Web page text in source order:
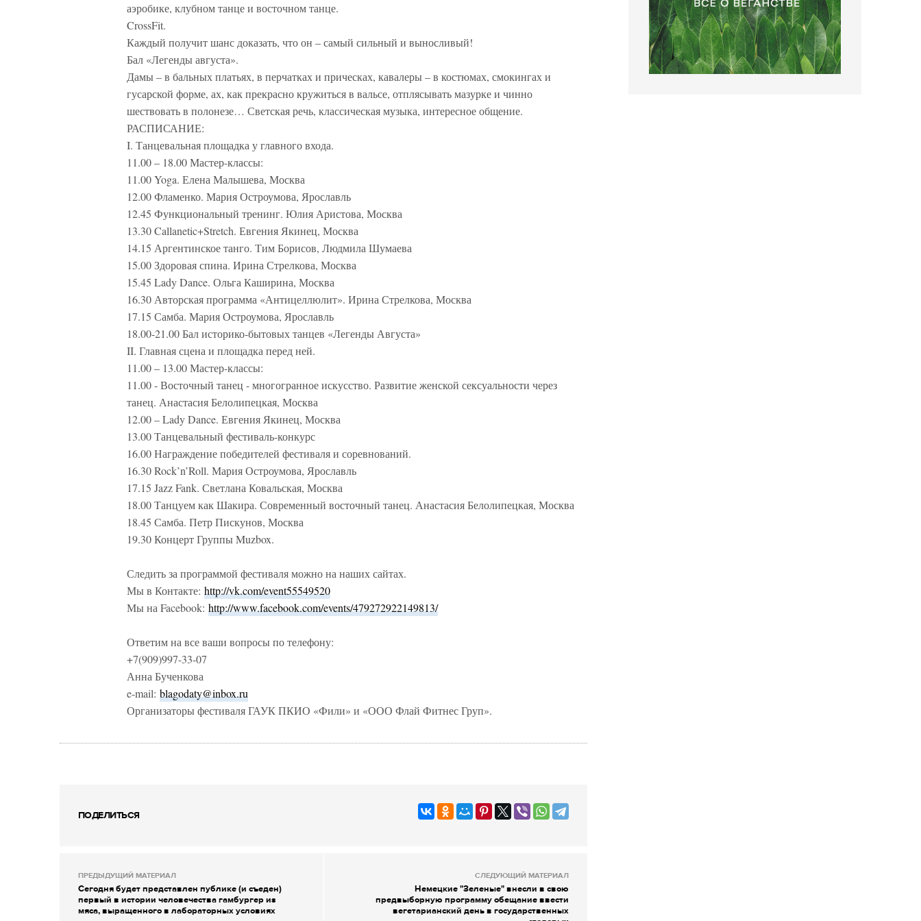
аэробике, клубном танце и восточном танце.
CrossFit.
Каждый получит шанс доказать, что он – самый сильный и выносливый!
Бал «Легенды августа».
Дамы – в бальных платьях, в перчатках и прическах, кавалеры – в костюмах, смокингах и
гусарской форме, ах, как прекрасно кружиться в вальсе, отплясывать мазурке и чинно
шествовать в полонезе… Светская речь, классическая музыка, интересное общение.
РАСПИСАНИЕ:
I. Танцевальная площадка у главного входа.
11.00 – 18.00 Мастер-классы:
11.00 Yoga. Елена Малышева, Москва
12.00 Фламенко. Мария Остроумова, Ярославль
12.45 Функциональный тренинг. Юлия Аристова, Москва
13.30 Callanetic+Stretch. Евгения Якинец, Москва
14.15 Аргентинское танго. Тим Борисов, Людмила Шумаева
15.00 Здоровая спина. Ирина Стрелкова, Москва
15.45 Lady Dance. Ольга Каширина, Москва
16.30 Авторская программа «Антицеллюлит». Ирина Стрелкова, Москва
17.15 Самба. Мария Остроумова, Ярославль
18.00-21.00 Бал историко-бытовых танцев «Легенды Августа»
II. Главная сцена и площадка перед ней.
11.00 – 13.00 Мастер-классы:
11.00 - Восточный танец - многогранное искусство. Развитие женской сексуальности через
танец. Анастасия Белолипецкая, Москва
12.00 – Lady Dance. Евгения Якинец, Москва
13.00 Танцевальный фестиваль-конкурс
16.00 Награждение победителей фестиваля и соревнований.
16.30 Rock’n’Roll. Мария Остроумова, Ярославль
17.15 Jazz Fank. Светлана Ковальская, Москва
18.00 Танцуем как Шакира. Современный восточный танец. Анастасия Белолипецкая, Москва
18.45 Самба. Петр Пискунов, Москва
19.30 Концерт Группы Muzbox.
Следить за программой фестиваля можно на наших сайтах.
Мы в Контакте: http://vk.com/event55549520
Мы на Facebook: http://www.facebook.com/events/479272922149813/
Ответим на все ваши вопросы по телефону:
+7(909)997-33-07
Анна Бученкова
e-mail: blagodaty@inbox.ru
Организаторы фестиваля ГАУК ПКИО «Фили» и «ООО Флай Фитнес Груп».
ПОДЕЛИТЬСЯ
ПРЕДЫДУЩИЙ МАТЕРИАЛ
Сегодня будет представлен публике (и съеден)
первый в истории человечества гамбургер из
мяса, выращенного в лабораторных условиях
СЛЕДУЮЩИЙ МАТЕРИАЛ
Немецкие "Зеленые" внесли в свою
предвыборную программу обещание ввести
вегетарианский день в государственных